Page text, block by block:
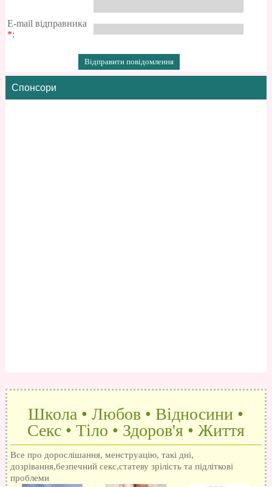
E-mail відправника
*:
Спонсори
Школа • Любов • Відносини •
Секс • Тіло • Здоров'я • Життя
Все про дорослішання, менструацію, такі дні,
дозрівання,безпечний секс,статеву зрілість та підліткові
проблеми